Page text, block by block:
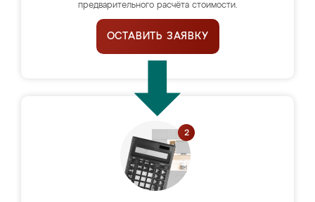
предварительного расчёта стоимости.
ОСТАВИТЬ ЗАЯВКУ